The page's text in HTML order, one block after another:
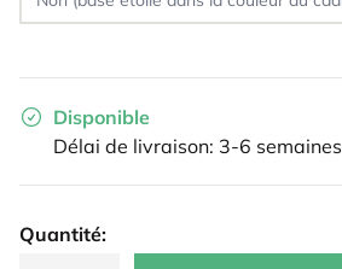
Disponible
Délai de livraison: 3-6 semaines
Quantité: